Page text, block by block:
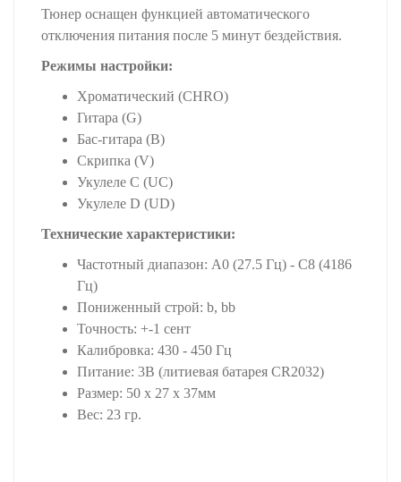
Тюнер оснащен функцией автоматического
отключения питания после 5 минут бездействия.
Режимы настройки:
Хроматический (CHRO)
Гитара (G)
Бас-гитара (B)
Скрипка (V)
Укулеле C (UC)
Укулеле D (UD)
Технические характеристики:
Частотный диапазон: A0 (27.5 Гц) - C8 (4186
Гц)
Пониженный строй: b, bb
Точность: +-1 сент
Калибровка: 430 - 450 Гц
Питание: 3В (литиевая батарея CR2032)
Размер: 50 х 27 х 37мм
Вес: 23 гр.